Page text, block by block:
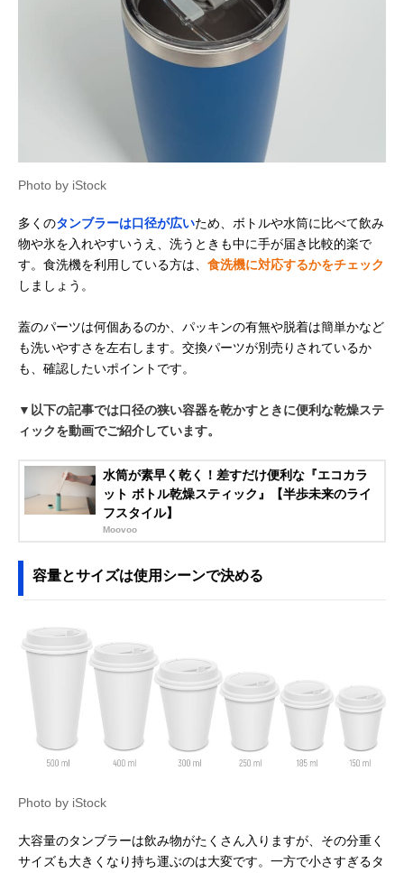
Photo by iStock
多くのタンブラーは口径が広いため、ボトルや水筒に比べて飲み
物や氷を入れやすいうえ、洗うときも中に手が届き比較的楽で
す。食洗機を利用している方は、 食洗機に対応するかをチェック
しましょう。
蓋のパーツは何個あるのか、パッキンの有無や脱着は簡単かなど
も洗いやすさを左右します。交換パーツが別売りされているか
も、確認したいポイントです。
▼以下の記事では口径の狭い容器を乾かすときに便利な乾燥ステ
ィックを動画でご紹介しています。
水筒が素早く乾く！差すだけ便利な『エコカラ
ット ボトル乾燥スティック』【半歩未来のライ
フスタイル】
Moovoo
容量とサイズは使用シーンで決める
Photo by iStock
大容量のタンブラーは飲み物がたくさん入りますが、その分重く
サイズも大きくなり持ち運ぶのは大変です。一方で小さすぎるタ